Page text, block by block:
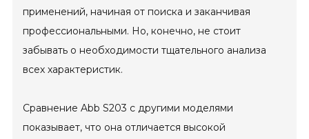
применений, начиная от поиска и заканчивая
профессиональными. Но, конечно, не стоит
забывать о необходимости тщательного анализа
всех характеристик.
Сравнение Abb S203 с другими моделями
показывает, что она отличается высокой